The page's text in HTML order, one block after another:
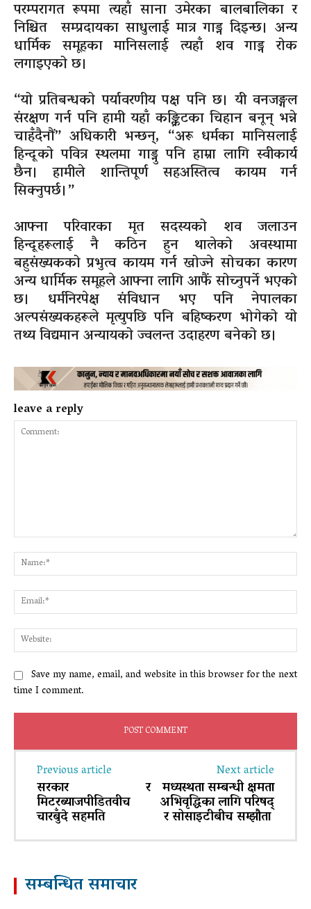
परम्परागत रूपमा त्यहाँ साना उमेरका बालबालिका र
निश्चित सम्प्रदायका साधुलाई मात्र गाड्न दिइन्छ। अन्य
धार्मिक समूहका मानिसलाई त्यहाँ शव गाड्न रोक
लगाइएको छ।
“यो प्रतिबन्धको पर्यावरणीय पक्ष पनि छ। यी वनजङ्गल
संरक्षण गर्न पनि हामी यहाँ कङ्क्रिटका चिहान बनून् भन्ने
चाहँदैनौं” अधिकारी भन्छन्, “अरू धर्मका मानिसलाई
हिन्दूको पवित्र स्थलमा गाड्नु पनि हाम्रा लागि स्वीकार्य
छैन। हामीले शान्तिपूर्ण सहअस्तित्व कायम गर्न
सिक्नुपर्छ।”
आफ्ना परिवारका मृत सदस्यको शव जलाउन
हिन्दूहरूलाई नै कठिन हुन थालेको अवस्थामा
बहुसंख्यकको प्रभुत्व कायम गर्न खोज्ने सोचका कारण
अन्य धार्मिक समूहले आफ्ना लागि आफैं सोच्नुपर्ने भएको
छ। धर्मनिरपेक्ष संविधान भए पनि नेपालका
अल्पसंख्यकहरूले मृत्युपछि पनि बहिष्करण भोगेको यो
तथ्य विद्यमान अन्यायको ज्वलन्त उदाहरण बनेको छ।
leave a reply
Save my name, email, and website in this browser for the next
time I comment.
Previous article
सरकार र
मिटरब्याजपीडितवीच
चारबुँदे सहमति
Next article
मध्यस्थता सम्बन्धी क्षमता
अभिवृद्धिका लागि परिषद्
र सोसाइटीबीच सम्झौता
सम्बन्धित समाचार